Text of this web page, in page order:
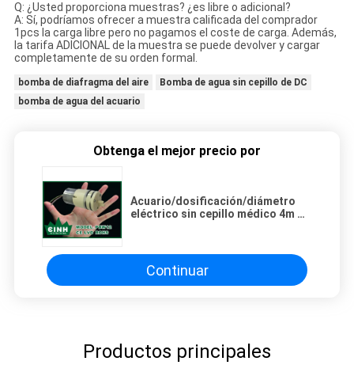
Q: ¿Usted proporciona muestras? ¿es libre o adicional?
A: Sí, podríamos ofrecer a muestra calificada del comprador
1pcs la carga libre pero no pagamos el coste de carga. Además,
la tarifa ADICIONAL de la muestra se puede devolver y cargar
completamente de su orden formal.
bomba de diafragma del aire
Bomba de agua sin cepillo de DC
bomba de agua del acuario
Obtenga el mejor precio por
Acuario/dosificación/diámetro
eléctrico sin cepillo médico 4m m
Continuar
Productos principales